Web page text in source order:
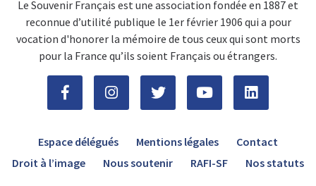
Le Souvenir Français est une association fondée en 1887 et
reconnue d’utilité publique le 1er février 1906 qui a pour
vocation d'honorer la mémoire de tous ceux qui sont morts
pour la France qu’ils soient Français ou étrangers.
Espace délégués Mentions légales
Contact
Droit à l’image
Nous soutenir RAFI-SF Nos statuts